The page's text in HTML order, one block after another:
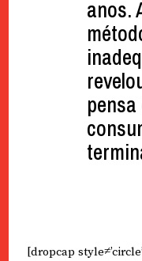
anos.
[dropcap